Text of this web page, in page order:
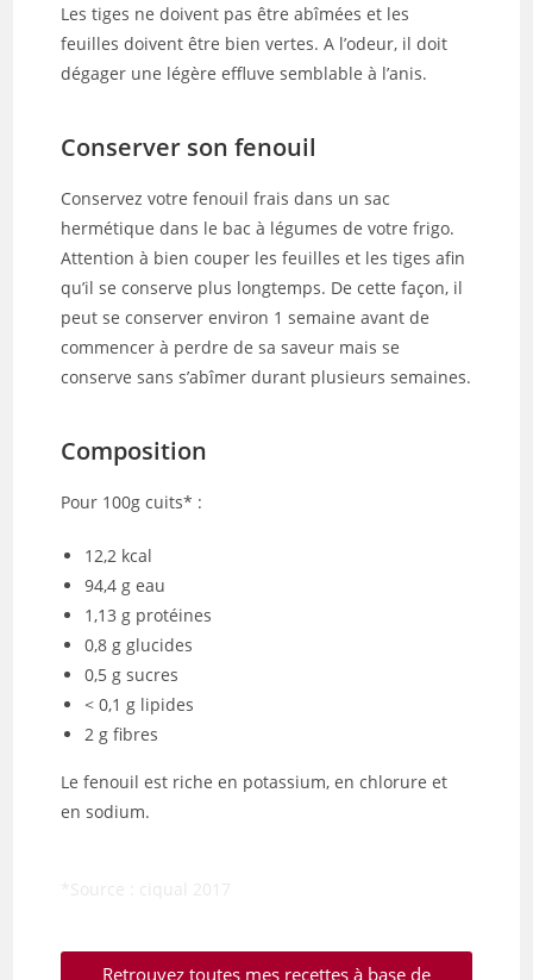
Les tiges ne doivent pas être abîmées et les
feuilles doivent être bien vertes. A l’odeur, il doit
dégager une légère effluve semblable à l’anis.
Conserver son fenouil
Conservez votre fenouil frais dans un sac
hermétique dans le bac à légumes de votre frigo.
Attention à bien couper les feuilles et les tiges afin
qu’il se conserve plus longtemps. De cette façon, il
peut se conserver environ 1 semaine avant de
commencer à perdre de sa saveur mais se
conserve sans s’abîmer durant plusieurs semaines.
Composition
Pour 100g cuits* :
12,2 kcal
94,4 g eau
1,13 g protéines
0,8 g glucides
0,5 g sucres
< 0,1 g lipides
2 g fibres
Le fenouil est riche en potassium, en chlorure et
en sodium.
Retrouvez toutes mes recettes à base de